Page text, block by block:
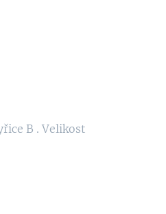
B . Velikost